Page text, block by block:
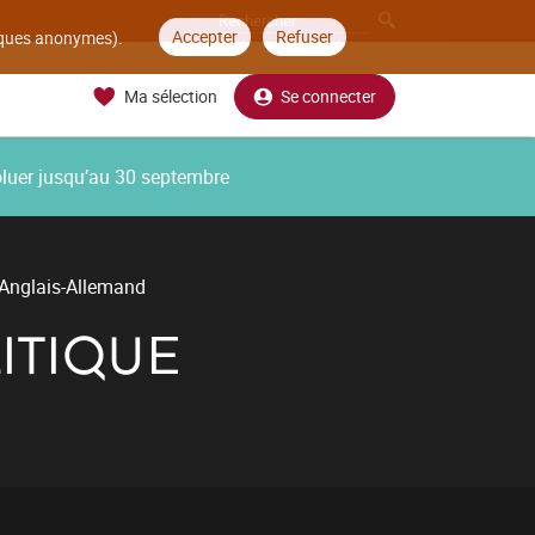
anonymes). Accepter Refuser
Ma sélection Se connecter
jusqu’au 30 septembre
Allemand